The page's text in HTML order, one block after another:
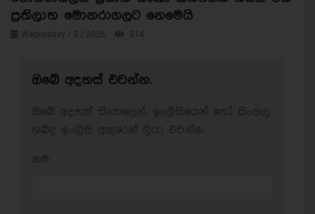
ප්‍රතිලාභ මොනරාගලට නෙමෙයි
Wednesday / 5 / 2026 314
ඔබේ අදහස් එවන්න.